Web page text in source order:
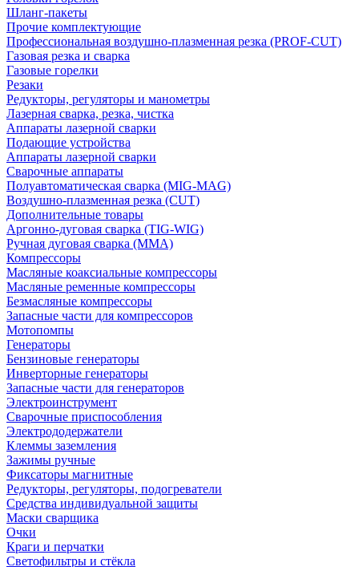
Шланг-пакеты
Прочие комплектующие
Профессиональная воздушно-плазменная резка (PROF-CUT)
Газовая резка и сварка
Газовые горелки
Резаки
Редукторы, регуляторы и манометры
Лазерная сварка, резка, чистка
Аппараты лазерной сварки
Подающие устройства
Аппараты лазерной сварки
Сварочные аппараты
Полуавтоматическая сварка (MIG-MAG)
Воздушно-плазменная резка (CUT)
Дополнительные товары
Аргонно-дуговая сварка (TIG-WIG)
Ручная дуговая сварка (MMA)
Компрессоры
Масляные коаксиальные компрессоры
Масляные ременные компрессоры
Безмасляные компрессоры
Запасные части для компрессоров
Мотопомпы
Генераторы
Бензиновые генераторы
Инверторные генераторы
Запасные части для генераторов
Электроинструмент
Сварочные приспособления
Электрододержатели
Клеммы заземления
Зажимы ручные
Фиксаторы магнитные
Редукторы, регуляторы, подогреватели
Средства индивидуальной защиты
Маски сварщика
Очки
Краги и перчатки
Светофильтры и стёкла